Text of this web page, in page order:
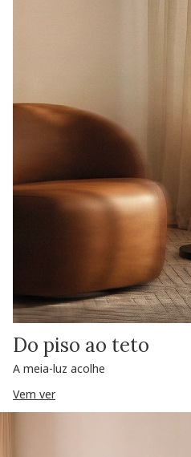
Do piso ao teto
A meia-luz acolhe
Vem ver